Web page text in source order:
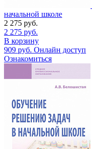
начальной школе
2 275 руб.
2 275 руб.
В корзину
909 руб. Онлайн доступ
Ознакомиться